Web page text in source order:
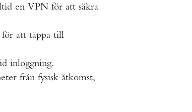
en VPN för att säkra
för att täppa till
inloggning.
från fysisk åtkomst,